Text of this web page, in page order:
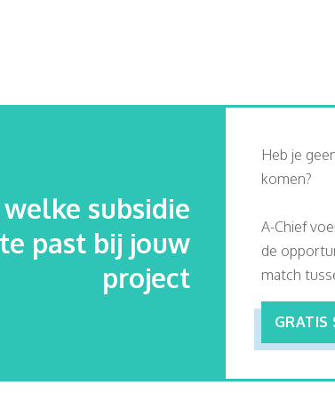
subsidie
past bij jouw
project
Heb je
komen?
A-Chief
de
match
GRATIS